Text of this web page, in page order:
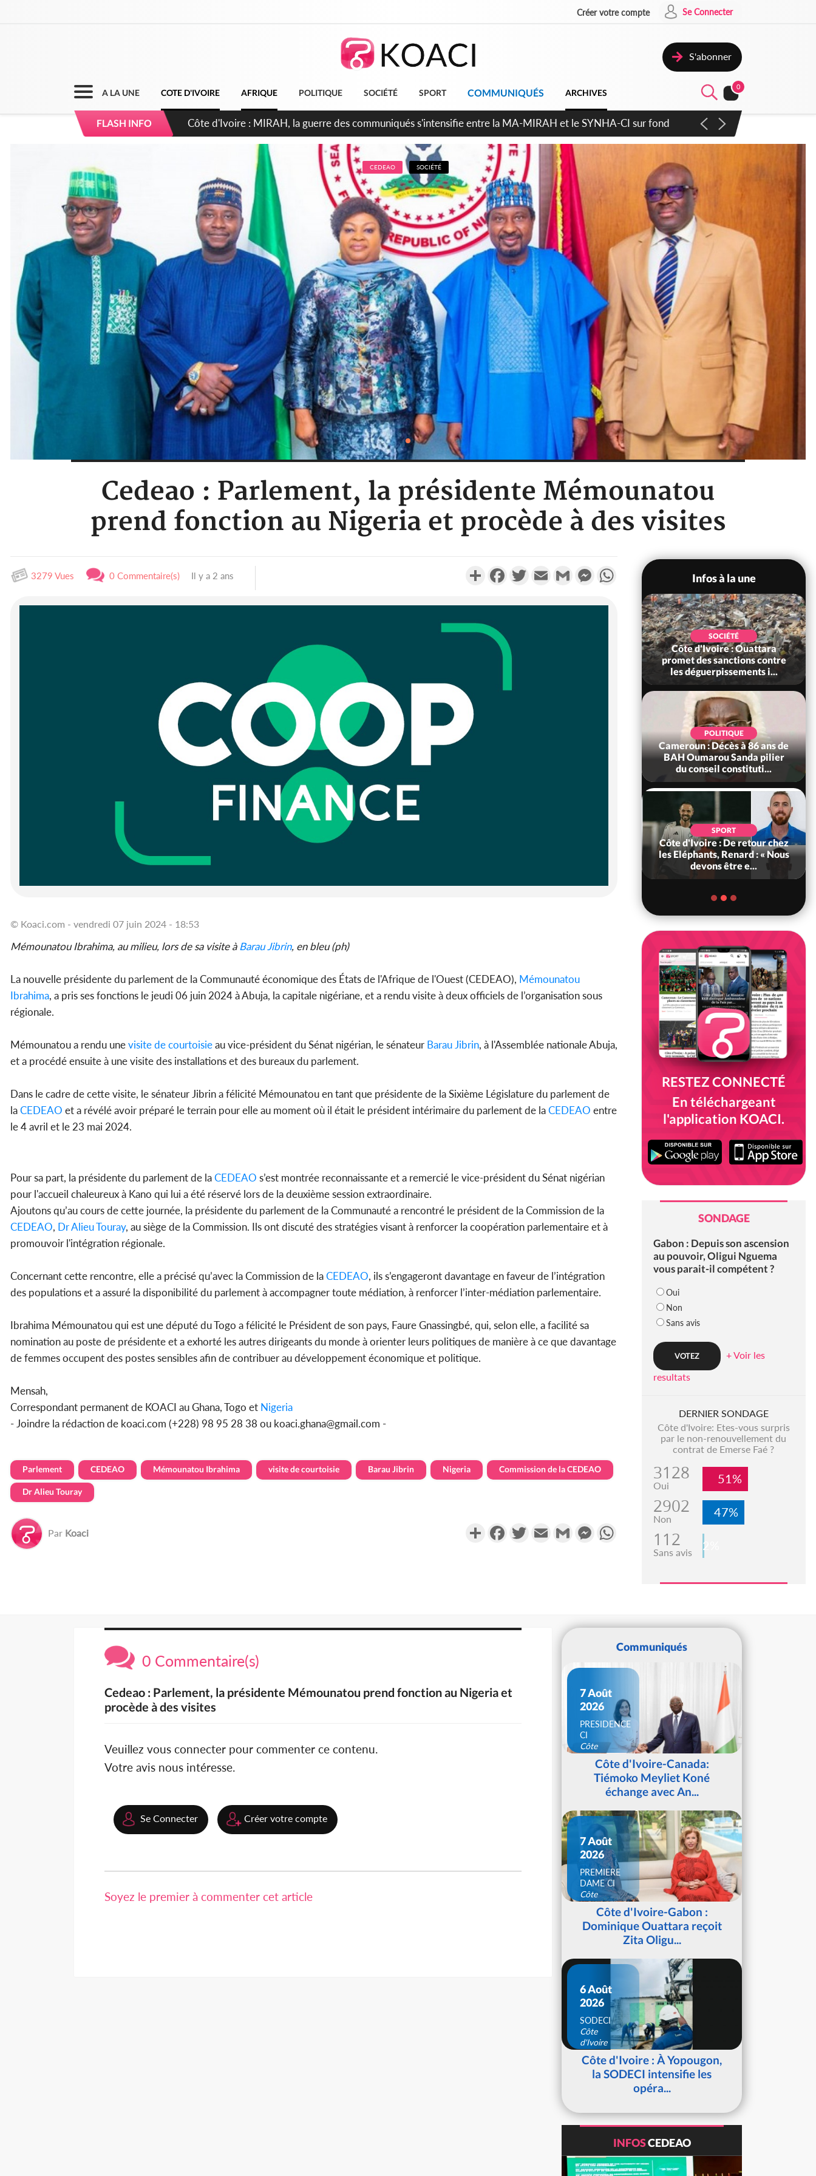
Créer votre compte Se Connecter
S'abonner
A LA UNE COTE D'IVOIRE AFRIQUE POLITIQUE SOCIÉTÉ SPORT COMMUNIQUÉS ARCHIVES
0
FLASH INFO Côte d'Ivoire : Indépendance 2026, Thiam plaide pour un environnement démocratique plus apaisé
CEDEAO SOCIÉTÉ
Cedeao : Parlement, la présidente Mémounatou
prend fonction au Nigeria et procède à des visites
3279 Vues 0 Commentaire(s) Il y a 2 ans PartagerFacebookTwitterEmail Gmail MessengerWhatsApp
© Koaci.com - vendredi 07 juin 2024 - 18:53
Mémounatou Ibrahima, au milieu, lors de sa visite àBarau Jibrin, en bleu (ph)
La nouvelle présidente du parlement de la Communauté économique des États de l'Afrique de l'Ouest (CEDEAO), Mémounatou
Ibrahima, a pris ses fonctions le jeudi 06 juin 2024 à Abuja, la capitale nigériane, et a rendu visite à deux officiels de l’organisation sous
régionale.
Mémounatou a rendu unevisite de courtoisieau vice-président du Sénat nigérian, le sénateur Barau Jibrin, à l'Assemblée nationale Abuja,
et a procédé ensuite à une visite des installations et des bureaux du parlement.
Dans le cadre de cette visite, le sénateur Jibrin a félicité Mémounatou en tant que présidente de la Sixième Législature du parlement de
laCEDEAO et a révélé avoir préparé le terrain pour elle au moment où il était le président intérimaire du parlement de laCEDEAO entre
le 4 avril et le 23 mai 2024.
Pour sa part, la présidente du parlement de laCEDEAO s’est montrée reconnaissante et a remercié le vice-président du Sénat nigérian
pour l'accueil chaleureux à Kano qui lui a été réservé lors de la deuxième session extraordinaire.
Ajoutons qu’au cours de cette journée, la présidente du parlement de la Communauté a rencontré le président de la Commission de la
CEDEAO, Dr Alieu Touray, au siège de la Commission. Ils ont discuté des stratégies visant à renforcer la coopération parlementaire et à
promouvoir l'intégration régionale.
Concernant cette rencontre, elle a précisé qu’avec la Commission de laCEDEAO, ils s’engageront davantage en faveur de l’intégration
des populations et a assuré la disponibilité du parlement à accompagner toute médiation, à renforcer l’inter-médiation parlementaire.
Ibrahima Mémounatou qui est une député du Togo a félicité le Président de son pays, Faure Gnassingbé, qui, selon elle, a facilité sa
nomination au poste de présidente et a exhorté les autres dirigeants du monde à orienter leurs politiques de manière à ce que davantage
de femmes occupent des postes sensibles afin de contribuer au développement économique et politique.
Mensah,
Correspondant permanent de KOACI au Ghana, Togo et Nigeria
- Joindre la rédaction de koaci.com (+228) 98 95 28 38 ou koaci.ghana@gmail.com -
Parlement CEDEAO Mémounatou Ibrahima visite de courtoisie Barau Jibrin Nigeria Commission de la CEDEAO
Dr Alieu Touray
Par Koaci PartagerFacebookTwitterEmail Gmail Messenger
Infos à la une
Côte d'Ivoire : Après le pari
réussi du 66e anniversaire,
SOCIÉTÉ
Côte d'Ivoire : Ouattara
promet des sanctions contre
les déguerpissements i...
POLITIQUE
Cameroun : Décès à 86 ans de
BAH Oumarou Sanda pilier
du conseil constituti...
SPORT
Côte d'Ivoire : De retour chez
les Eléphants, Renard : « Nous
devons être e...
RESTEZ CONNECTÉ
En téléchargeant
l'application KOACI.
SONDAGE
Gabon : Depuis son ascension
au pouvoir, Oligui Nguema
vous parait-il compétent ?
Oui
Non
Sans avis
+ Voir les
resultats
DERNIER SONDAGE
Côte d'Ivoire: Etes-vous surpris
par le non-renouvellement du
contrat de Emerse Faé ?
3128
Oui 51%
2902
Non 47%
112
Sans avis 2%
0 Commentaire(s)
Cedeao : Parlement, la présidente Mémounatou prend fonction au Nigeria et
procède à des visites
Veuillez vous connecter pour commenter ce contenu.
Votre avis nous intéresse.
Se Connecter Créer votre compte
Soyez le premier à commenter cet article
Communiqués
7 Août
2026
PRESIDENCE
CI
Côte
d'IvoireCôte d'Ivoire-Canada:
Tiémoko Meyliet Koné
échange avec An...
7 Août
2026
PREMIERE
DAME CI
Côte
d'IvoireCôte d'Ivoire-Gabon :
Dominique Ouattara reçoit
Zita Oligu...
6 Août
2026
SODECI
Côte
d'Ivoire
Côte d'Ivoire : À Yopougon,
la SODECI intensifie les
opéra...
INFOSCEDEAO